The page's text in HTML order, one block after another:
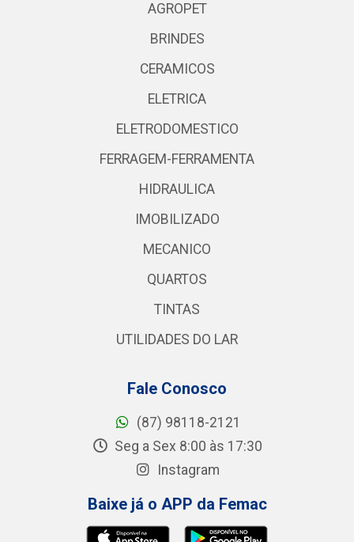
AGROPET
BRINDES
CERAMICOS
ELETRICA
ELETRODOMESTICO
FERRAGEM-FERRAMENTA
HIDRAULICA
IMOBILIZADO
MECANICO
QUARTOS
TINTAS
UTILIDADES DO LAR
Fale Conosco
(87) 98118-2121
Seg a Sex 8:00 às 17:30
Instagram
Baixe já o APP da Femac